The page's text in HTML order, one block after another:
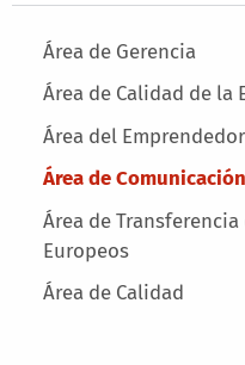
Main menu
Área de Gerencia
Área de Calidad de la
Área del
Área de
Área de
Europeos
Área de Calidad